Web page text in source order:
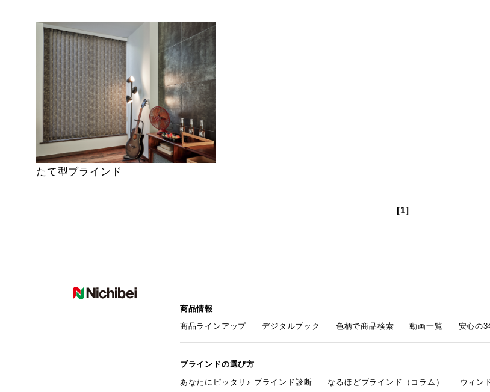
たて型ブラインド
[1]
商品情報
商品ラインアップ
デジタルブック 色柄で商品検索 動画一覧 安心の3
ブラインドの選び方
あなたにピッタリ♪ ブラインド診断
なるほどブラインド（コラム） ウィン